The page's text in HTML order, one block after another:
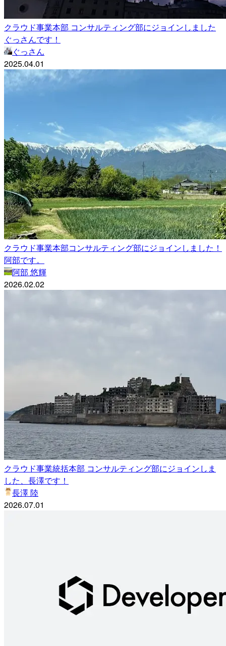
クラウド事業本部 コンサルティング部にジョインしました
ぐっさんです！
ぐっさん
2025.04.01
クラウド事業本部コンサルティング部にジョインしました！
阿部です。
阿部 悠輝
2026.02.02
クラウド事業統括本部 コンサルティング部にジョインしま
した、長澤です！
長澤 陸
2026.07.01